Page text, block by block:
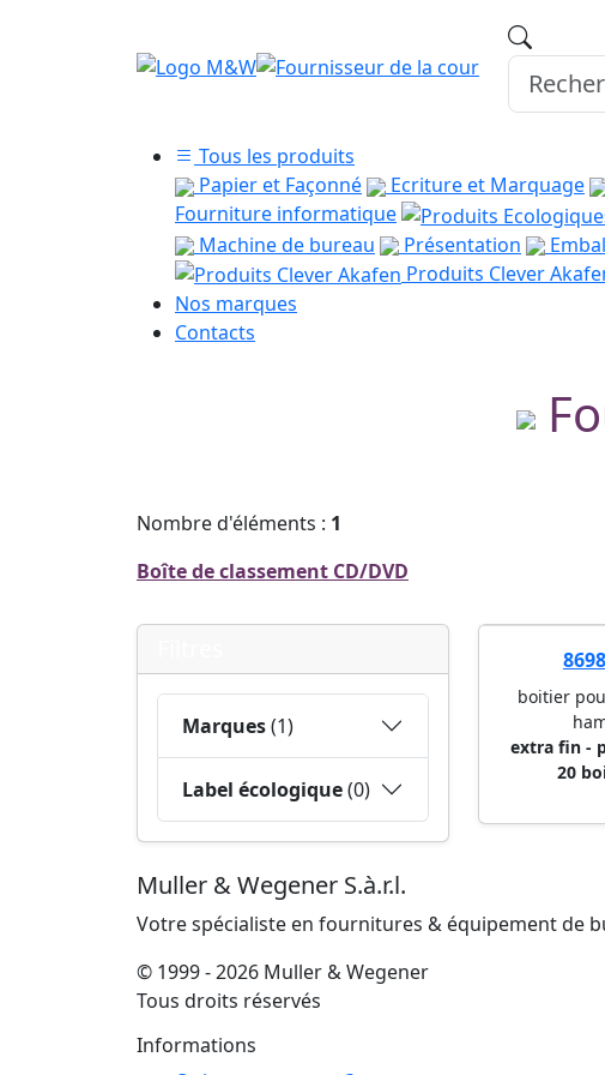
Tous les produits
Papier et Façonné
Ecriture et Marquage
Fourniture informatique
Machine de bureau
Présentation
Produits Clever
Nos marques
Contacts
Nombre d'éléments : 1
Boîte de classement CD/DVD
Marques(1)
Label écologique(0)
boitier
extra fin -
20
Muller & Wegener S.à.r.l.
Votre spécialiste en fournitures & équipement de
© 1999 - 2026 Muller & Wegener
Tous droits réservés
Informations